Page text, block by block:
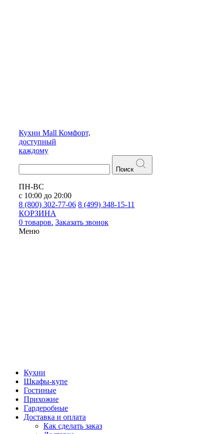
Кухни Mall Комфорт,
доступный
каждому
Поиск
ПН-ВС
с 10:00 до 20:00
8 (800) 302-77-06 8 (499) 348-15-11
КОРЗИНА
0 товаров. Заказать звонок
Меню
Кухни
Шкафы-купе
Гостиные
Прихожие
Гардеробные
Доставка и оплата
Как сделать заказ